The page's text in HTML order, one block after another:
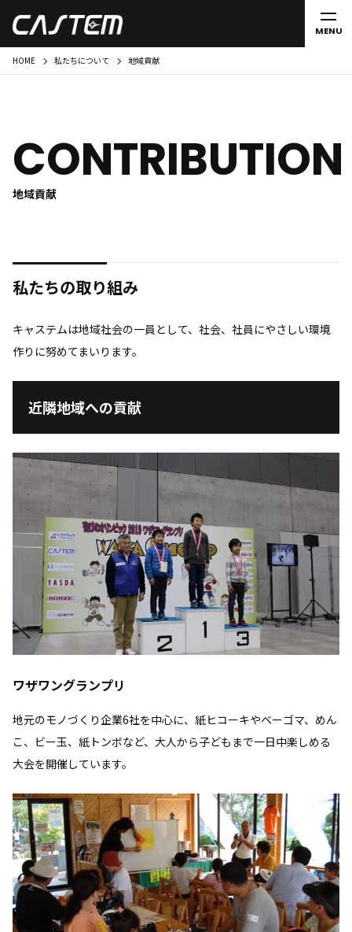
MENU
HOME 私たちについて 地域貢献
CONTRIBUTION
地域貢献
私たちの取り組み
キャステムは地域社会の一員として、社会、社員にやさしい環境
作りに努めてまいります。
近隣地域への貢献
ワザワングランプリ
地元のモノづくり企業6社を中心に、紙ヒコーキやベーゴマ、めん
こ、ビー玉、紙トンボなど、大人から子どもまで一日中楽しめる
大会を開催しています。